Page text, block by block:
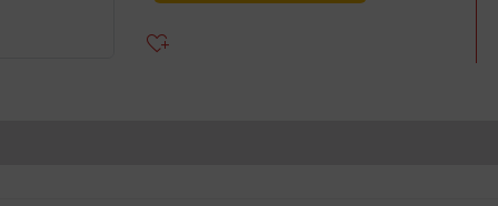
heart_plus